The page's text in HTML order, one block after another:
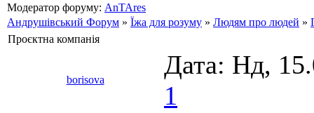
Модератор форуму: AnTAres
Андрушівський Форум » Їжа для розуму » Людям про людей »
Проєктна компанія
borisova
Дата: Нд,
1